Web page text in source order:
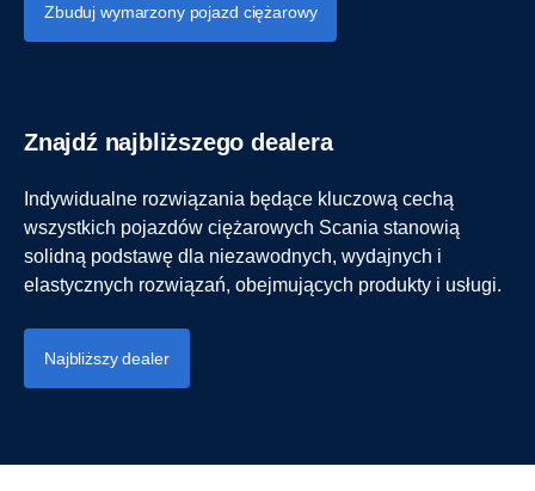
Zbuduj wymarzony pojazd ciężarowy
Znajdź najbliższego dealera
Indywidualne rozwiązania będące kluczową cechą
wszystkich pojazdów ciężarowych Scania stanowią
solidną podstawę dla niezawodnych, wydajnych i
elastycznych rozwiązań, obejmujących produkty i usługi.
Najbliższy dealer